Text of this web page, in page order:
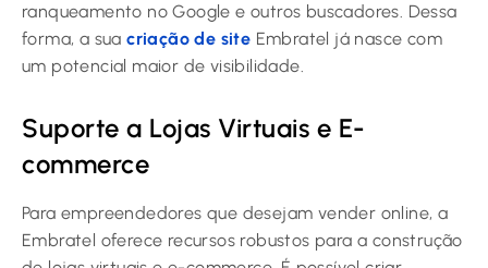
ranqueamento no Google e outros buscadores. Dessa
forma, a suacriação de site Embratel já nasce com
um potencial maior de visibilidade.
Suporte a Lojas Virtuais e E-
commerce
Para empreendedores que desejam vender online, a
Embratel oferece recursos robustos para a construção